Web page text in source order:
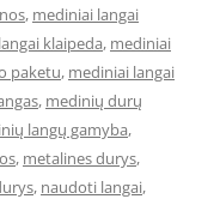
, mediniai langai
klaipeda, mediniai
paketu, mediniai langai
, medinių durų
langų gamyba,
, metalines durys,
, naudoti langai,